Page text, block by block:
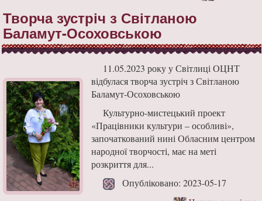
Творча зустріч з Світланою
Баламут-Осоховською
11.05.2023 року у Світлиці ОЦНТ
відбулася творча зустріч з Світланою
Баламут-Осоховською
Культурно-мистецький проект
«Працівники культури – особливі»,
започаткований нині Обласним центром
народної творчості, має на меті
розкриття для...
Опубліковано: 2023-05-17